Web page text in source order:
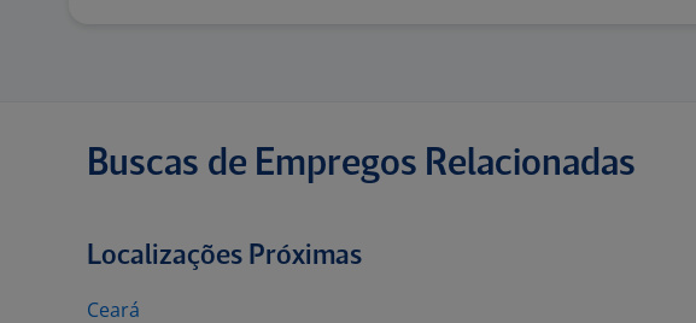
Buscas de Empregos Relacionadas
Localizações Próximas
Ceará